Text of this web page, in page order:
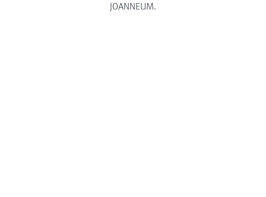
JOANNEUM.